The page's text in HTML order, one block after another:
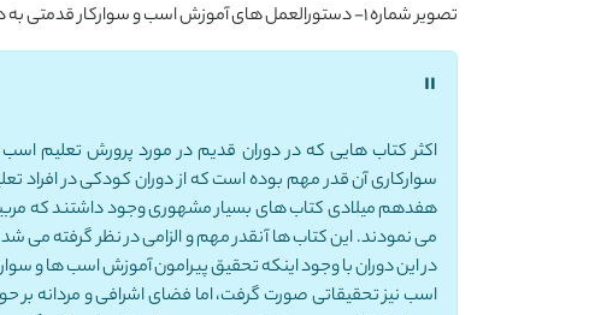
تصویر شماره 1- دستورالعمل های آموزش اسب و سوارکار قدمتی به درازای تاریخ و رابطه انسان با اسب دارند
"
اکثر کتاب هایی که در دوران قدیم در مورد پرورش تعلیم
سوارکاری آن قدر مهم بوده است که از دوران کودکی در افراد
هفدهم میلادی کتاب های بسیار مشهوری وجود داشتند که
می نمودند. این کتاب ها آنقدر مهم و الزامی در نظر گرفته می
در این دوران با وجود اینکه تحقیق پیرامون آموزش اسب ها و
اسب نیز تحقیقاتی صورت گرفت، اما فضای اشرافی و مردانه بر